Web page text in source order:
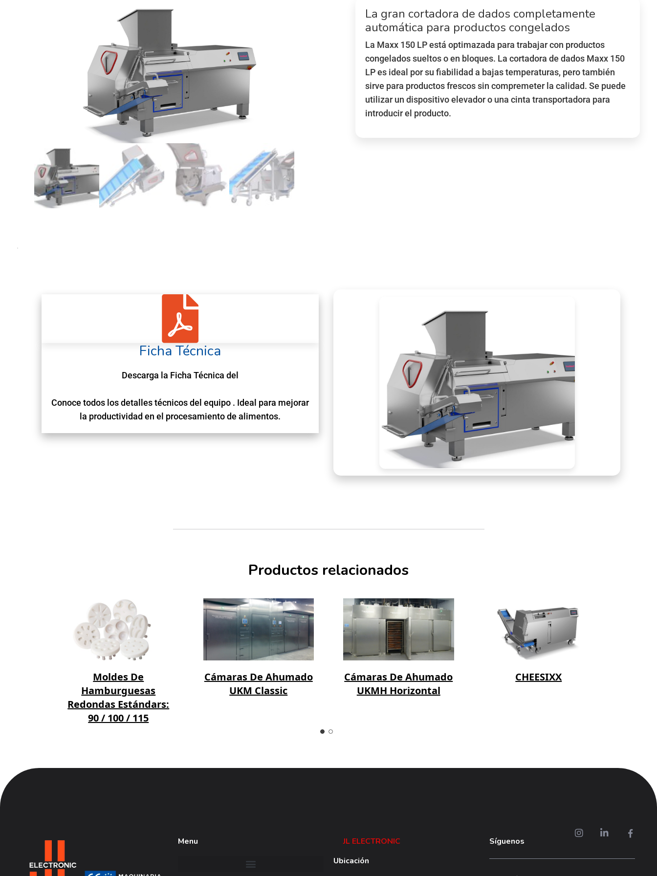
La gran cortadora de dados completamente
automática para productos congelados
La Maxx 150 LP está optimazada para trabajar con productos
congelados sueltos o en bloques. La cortadora de dados Maxx 150
LP es ideal por su fiabilidad a bajas temperaturas, pero también
sirve para productos frescos sin compremeter la calidad. Se puede
utilizar un dispositivo elevador o una cinta transportadora para
introducir el producto.
Ficha Técnica
Descarga la Ficha Técnica del
Conoce todos los detalles técnicos del equipo . Ideal para mejorar
la productividad en el procesamiento de alimentos.
Productos relacionados
Moldes De
Hamburguesas
Redondas Estándars:
90 / 100 / 115
Cámaras De Ahumado
UKM Classic
Cámaras De Ahumado
UKMH Horizontal
CHEESIXX
Menu
JL ELECTRONIC
Ubicación
Síguenos